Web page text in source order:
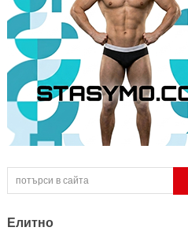
Елитно